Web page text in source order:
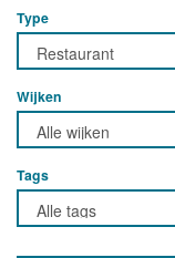
Type
Wijken
Tags